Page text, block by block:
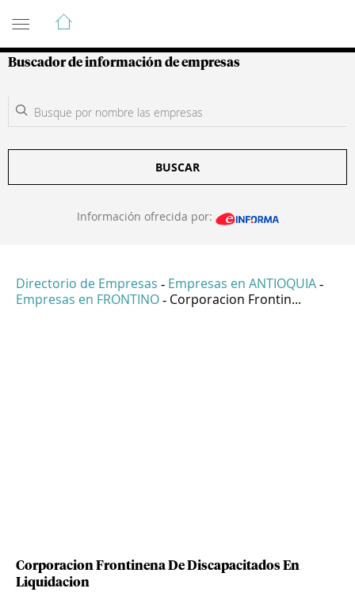
Guía de Empresas Colombianas
Buscador de información de empresas
BUSCAR
Información ofrecida por:
Directorio de Empresas - Empresas en ANTIOQUIA -
Empresas en FRONTINO - Corporacion Frontin...
Corporacion Frontinena De Discapacitados En
Liquidacion